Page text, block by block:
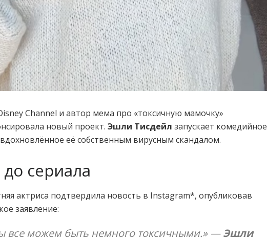
Channel и автор мема про «токсичную мамочку»
новый проект. Эшли Тисдейл запускает комедийное
её собственным вирусным скандалом.
сериала
актриса подтвердила новость в Instagram*, опубликовав
заявление:
все можем быть немного токсичными.» —Эшли